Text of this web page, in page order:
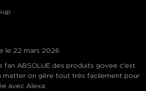
le 22 mars 2026
fan ABSOLUE des produits govee c'est
matter on gère tout très facilement pour
avec Alexa